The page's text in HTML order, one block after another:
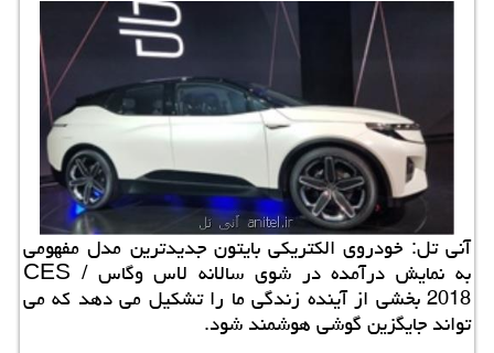
آنی تل: خودروی الكتریكی بایتون جدیدترین مدل مفهومی
به نمایش درآمده در شوی سالانه لاس وگاس / CES
2018 بخشی از آینده زندگی ما را تشكیل می دهد كه می
تواند جایگزین گوشی هوشمند شود.